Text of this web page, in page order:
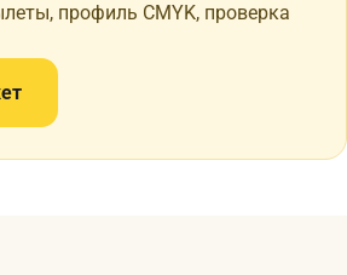
профиль CMYK, проверка